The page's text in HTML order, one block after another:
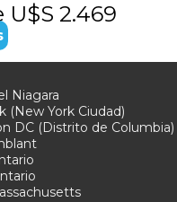
U$S 2.469
Niagara
(New York Ciudad)
DC (Distrito de Columbia)